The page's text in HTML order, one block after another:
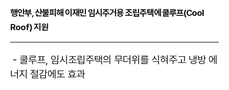
행안부, 산불피해 이재민 임시주거용 조립주택에 쿨루프(Cool
Roof) 지원
- 쿨루프, 임시조립주택의 무더위를 식혀주고 냉방 에
너지 절감에도 효과